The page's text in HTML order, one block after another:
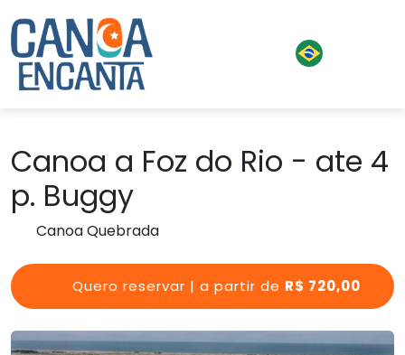
Canoa a Foz do Rio - ate 4
p. Buggy
Canoa Quebrada
Quero reservar | a partir de R$ 720,00